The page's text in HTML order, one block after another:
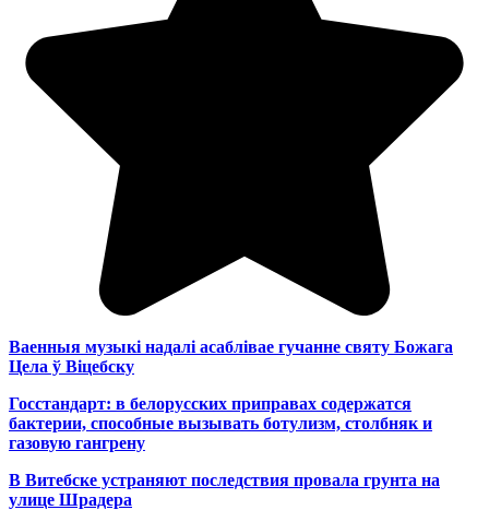
Ваенныя музыкі надалі асаблівае гучанне святу Божага
Цела ў Віцебску
Госстандарт: в белорусских приправах содержатся
бактерии, способные вызывать ботулизм, столбняк и
газовую гангрену
В Витебске устраняют последствия провала грунта на
улице Шрадера